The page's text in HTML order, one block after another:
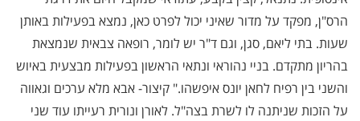
הרס"ן, מפקד על מדור שאיני יכול לפרט כאן, נמצא בפעילות באותן
שעות. בתי ליאם, סגן, וגם ד"ר יש לומר, רופאה צבאית שנמצאת
בהריון מתקדם. בניי נהוראי ונתאי הראשון בפעילות מבצעית באיוש
והשני בין רפיח לחאן יונס איפשהו." קיצור- אבא מלא ערכים וגאווה
על הזכות שניתנה לו לשרת בצה"ל. לאורן ונורית רעייתו עוד שני